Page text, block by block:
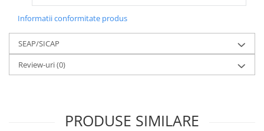
Accesorii pentru ATV
Alte vehicule electrice
ATV-uri
Biciclete
Scuter
Granulatoare de furaje
Informatii conformitate produs
SEAP/SICAP
Review-uri(0)
PRODUSE SIMILARE